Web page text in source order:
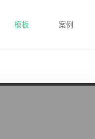
模板 案例